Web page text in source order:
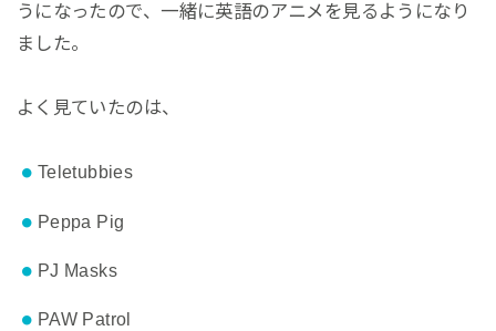
うになったので、一緒に英語のアニメを見るようになり
ました。
よく見ていたのは、
Teletubbies
Peppa Pig
PJ Masks
PAW Patrol